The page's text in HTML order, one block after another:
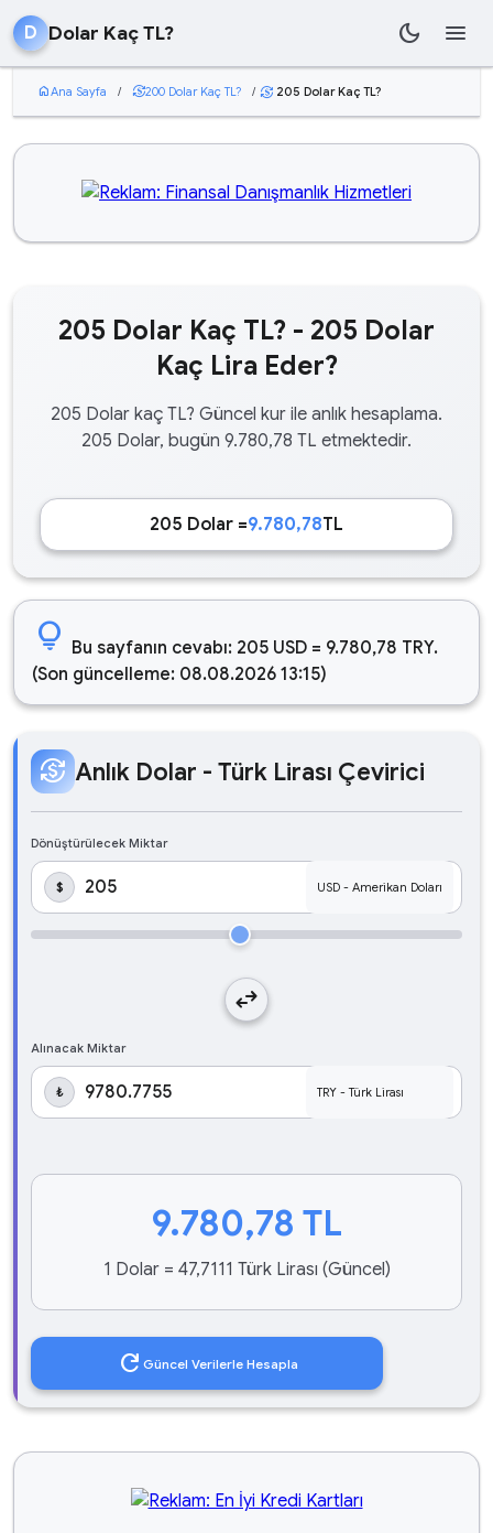
D Dolar Kaç TL? dark_mode menu
homeAna Sayfa / currency_exchange200 Dolar Kaç TL? / currency_exchange 205 Dolar Kaç TL?
205 Dolar Kaç TL? - 205 Dolar
Kaç Lira Eder?
205 Dolar kaç TL? Güncel kur ile anlık hesaplama.
205 Dolar, bugün 9.780,78 TL etmektedir.
205 Dolar =9.780,78TL
lightbulb Bu sayfanın cevabı: 205 USD = 9.780,78 TRY.
(Son güncelleme: 08.08.2026 13:15)
currency_exchange Anlık Dolar - Türk Lirası Çevirici
Dönüştürülecek Miktar
$
swap_horiz
Alınacak Miktar
₺
9.780,78 TL
1 Dolar = 47,7111 Türk Lirası (Güncel)
refresh Güncel Verilerle Hesapla